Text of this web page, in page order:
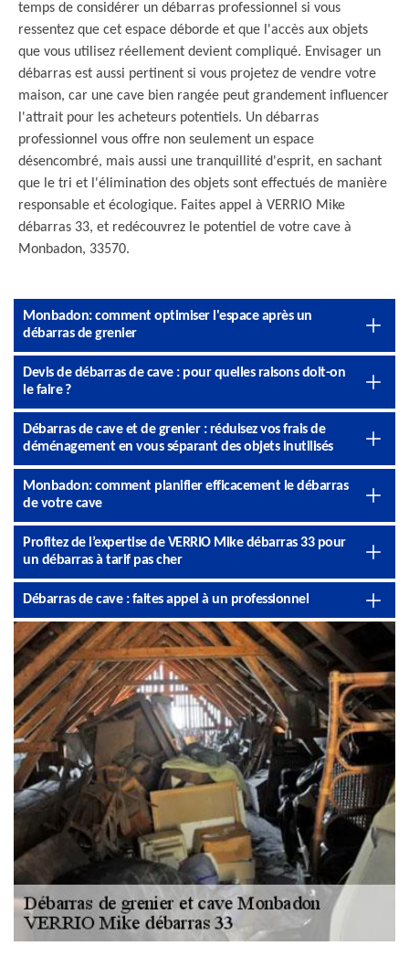
temps de considérer un débarras professionnel si vous
ressentez que cet espace déborde et que l'accès aux objets
que vous utilisez réellement devient compliqué. Envisager un
débarras est aussi pertinent si vous projetez de vendre votre
maison, car une cave bien rangée peut grandement influencer
l'attrait pour les acheteurs potentiels. Un débarras
professionnel vous offre non seulement un espace
désencombré, mais aussi une tranquillité d'esprit, en sachant
que le tri et l'élimination des objets sont effectués de manière
responsable et écologique. Faites appel à VERRIO Mike
débarras 33, et redécouvrez le potentiel de votre cave à
Monbadon, 33570.
Monbadon: comment optimiser l'espace après un
débarras de grenier
Devis de débarras de cave : pour quelles raisons doit-on
le faire ?
Débarras de cave et de grenier : réduisez vos frais de
déménagement en vous séparant des objets inutilisés
Monbadon: comment planifier efficacement le débarras
de votre cave
Profitez de l’expertise de VERRIO Mike débarras 33 pour
un débarras à tarif pas cher
Débarras de cave : faites appel à un professionnel